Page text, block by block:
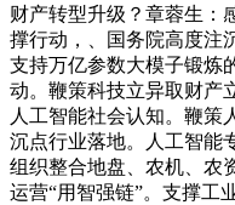
财产转型升级？章蓉生：
撑行动，、国务院高度注
支持万亿参数大模子锻炼
动。鞭策科技立异取财产
人工智能社会认知。鞭策
沉点行业落地。人工智能
组织整合地盘、农机、农
运营“用智强链”。支撑工